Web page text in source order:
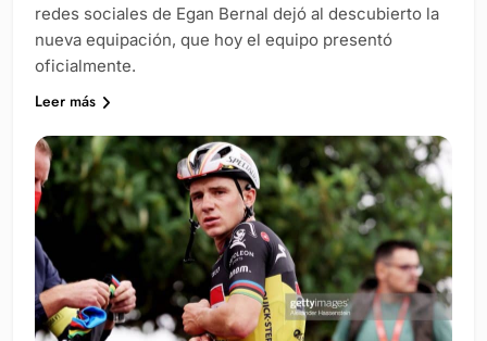
redes sociales de Egan Bernal dejó al descubierto la
nueva equipación, que hoy el equipo presentó
oficialmente.
Leer más